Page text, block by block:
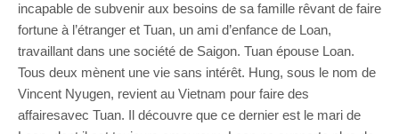
incapable de subvenir aux besoins de sa famille rêvant de faire
fortune à l’étranger et Tuan, un ami d’enfance de Loan,
travaillant dans une société de Saigon. Tuan épouse Loan.
Tous deux mènent une vie sans intérêt. Hung, sous le nom de
Vincent Nyugen, revient au Vietnam pour faire des
affairesavec Tuan. Il découvre que ce dernier est le mari de